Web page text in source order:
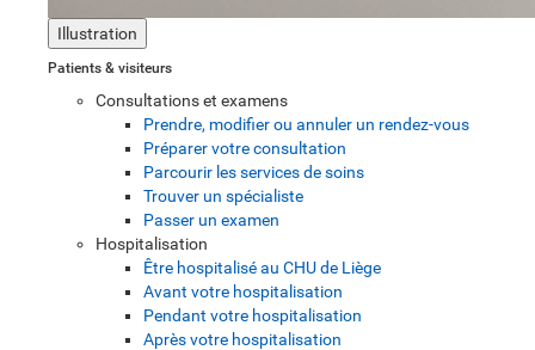
Illustration
Patients & visiteurs
Consultations et examens
Prendre, modifier ou annuler un rendez-vous
Préparer votre consultation
Parcourir les services de soins
Trouver un spécialiste
Passer un examen
Hospitalisation
Être hospitalisé au CHU de Liège
Avant votre hospitalisation
Pendant votre hospitalisation
Après votre hospitalisation